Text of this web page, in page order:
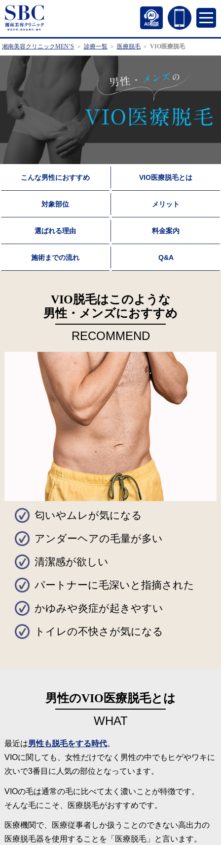
AI相談
湘南美容クリニックMEN’S 診療一覧 医療脱毛 VIO医療脱毛
こんな男性におすすめ VIO医療脱毛とは
対象部位 メリット
選ばれる理由 料金案内
施術までの流れ Q&A
VIO脱毛はこのような
男性・メンズにおすすめ
RECOMMEND
匂いやムレが気になる
アンダーヘアの毛量が多い
清潔感が欲しい
パートナーに毛深いと指摘された
かゆみや炎症が起きやすい
トイレの不快さが気になる
男性のVIO医療脱毛とは
WHAT
最近は男性も脱毛をする時代。
VIOに関しても、女性だけでなく男性の中でもヒゲやワキに
次いで3番目に人気の部位となっています。
VIOの毛は通常の毛に比べて太く濃いことが特徴です。
そんな毛にこそ、医療脱毛がおすすめです。
医療機関で、医療従事者しか扱うことのできない高出力の
医療脱毛器を使用することを「医療脱毛」と言います。